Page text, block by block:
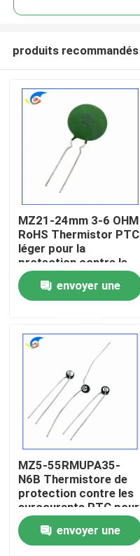
À la maison
Produits
vidéo
À propos de nous
Visite de l'usine
Contrôle de la qualité
Nous contacter
produits recommandés
MZ21-24mm 3-6 OHM
RoHS Thermistor PTC
léger pour la
protection contre le
surcourant
Thermistor à
coefficient thermique
envoyer une
MZ5-55RMUPA35-
N6B Thermistore de
protection contre les
surcourants PTC pour
les produits de
contrôle du vent
envoyer une